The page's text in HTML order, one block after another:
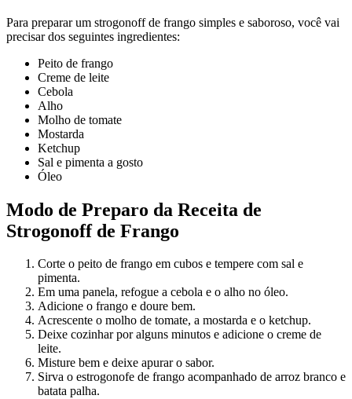
Para preparar um strogonoff de frango simples e saboroso, você vai
precisar dos seguintes ingredientes:
Peito de frango
Creme de leite
Cebola
Alho
Molho de tomate
Mostarda
Ketchup
Sal e pimenta a gosto
Óleo
Modo de Preparo da Receita de
Strogonoff de Frango
Corte o peito de frango em cubos e tempere com sal e
pimenta.
Em uma panela, refogue a cebola e o alho no óleo.
Adicione o frango e doure bem.
Acrescente o molho de tomate, a mostarda e o ketchup.
Deixe cozinhar por alguns minutos e adicione o creme de
leite.
Misture bem e deixe apurar o sabor.
Sirva o estrogonofe de frango acompanhado de arroz branco e
batata palha.